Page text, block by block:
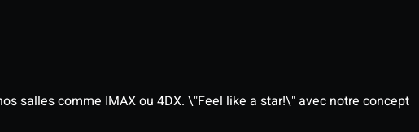
salles comme IMAX ou 4DX. \"Feel like a star!\" avec notre concept